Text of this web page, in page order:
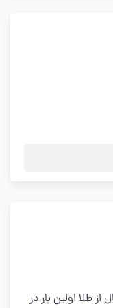
طلا اولین بار در